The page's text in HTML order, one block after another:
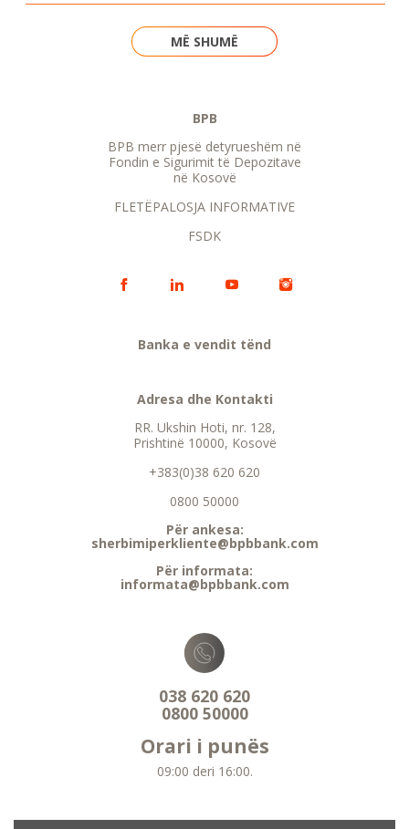
MË SHUMË
BPB
BPB merr pjesë detyrueshëm në
Fondin e Sigurimit të Depozitave
në Kosovë
FLETËPALOSJA INFORMATIVE
FSDK
Banka e vendit tënd
Adresa dhe Kontakti
RR. Ukshin Hoti, nr. 128,
Prishtinë 10000, Kosovë
+383(0)38 620 620
0800 50000
Për ankesa:
sherbimiperkliente@bpbbank.com
Për informata:
informata@bpbbank.com
038 620 620
0800 50000
Orari i punës
09:00 deri 16:00.